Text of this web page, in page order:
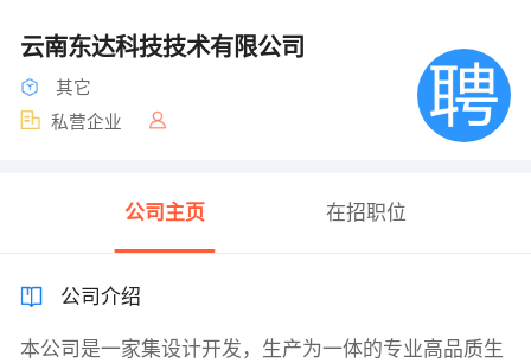
云南东达科技技术有限公司
其它
私营企业
公司主页 在招职位
公司介绍
本公司是一家集设计开发，生产为一体的专业高品质生